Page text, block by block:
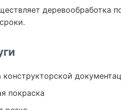
деревообработка
конструкторской
покраска